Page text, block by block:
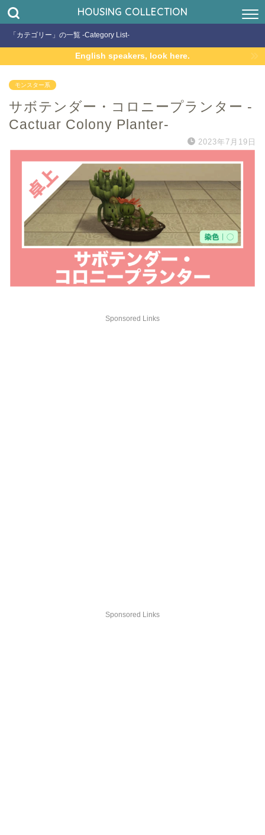
HOUSING COLLECTION
「カテゴリー」の一覧 -Category List-
English speakers, look here.
モンスター系
サボテンダー・コロニープランター -
Cactuar Colony Planter-
2023年7月19日
Sponsored Links
Sponsored Links